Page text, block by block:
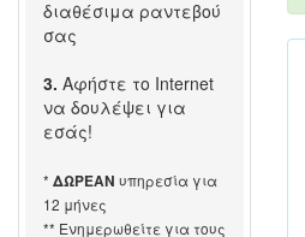
διαθέσιμα ραντεβού
σας
3. Αφήστε το Internet
να δουλέψει για
εσάς!
* ΔΩΡΕΑΝ υπηρεσία για
12 μήνες
** Ενημερωθείτε για τους